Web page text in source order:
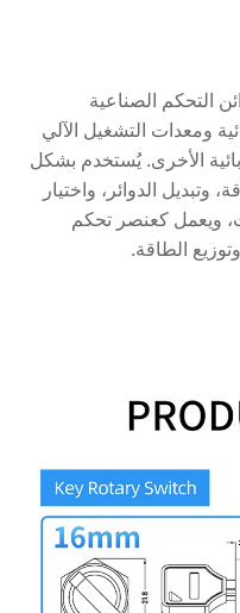
التحكم الصناعية
ومعدات التشغيل الآلي
الأخرى. يُستخدم بشكل
الدوائر، واختيار
ويعمل كعنصر تحكم
الطاقة.